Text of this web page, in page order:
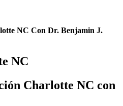
NC Con Dr. Benjamin J.
NC
Charlotte NC con